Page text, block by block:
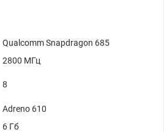
Qualcomm Snapdragon 685
2800 МГц
8
Adreno 610
6 Гб